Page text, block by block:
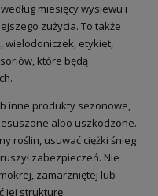
miesięcy wysiewu i
zużycia. To także
wielodoniczek, etykiet,
które będą
inne produkty sezonowe,
albo uszkodzone.
roślin, usuwać ciężki śnieg
zabezpieczeń. Nie
zamarzniętej lub
jej strukturę.